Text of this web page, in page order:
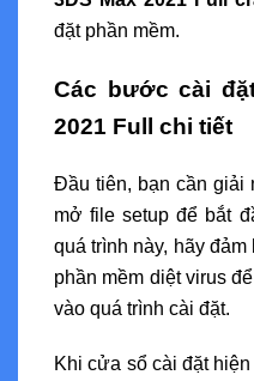
đặt phần mềm.
Các bước cài
2021 Full chi tiết
Đầu tiên, bạn cần giải
mở file setup để bắt
quá trình này, hãy
phần mềm diệt virus
vào quá trình cài đặt.
Khi cửa sổ cài đặt